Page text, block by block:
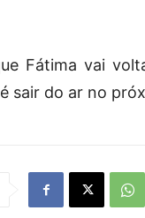
Fátima vai
sair do ar no